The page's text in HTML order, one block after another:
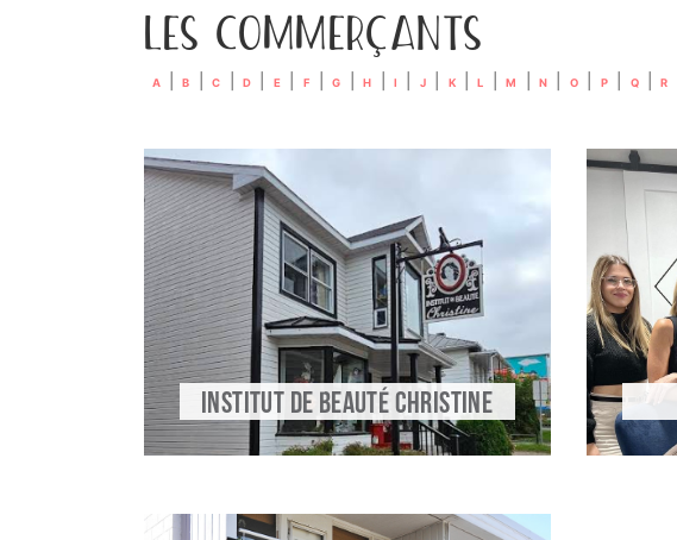
LES COMMERÇANTS
A B C D E F G H I J K L M N O P Q R
INSTITUT DE BEAUTÉ CHRISTINE